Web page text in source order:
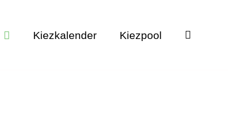
Kiezkalender Kiezpool